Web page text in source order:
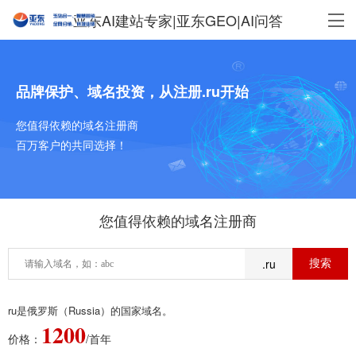
亚东AI建站专家|亚东GEO|AI问答
品牌保护、域名投资，从注册.ru开始
您值得依赖的域名注册商
百万客户的共同选择！
您值得依赖的域名注册商
.ru
ru是俄罗斯（Russia）的国家域名。
价格： 1200/首年